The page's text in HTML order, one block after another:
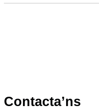
Contacta’ns